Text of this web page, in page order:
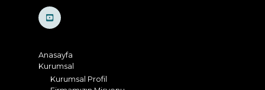
Anasayfa
Kurumsal
Kurumsal Profil